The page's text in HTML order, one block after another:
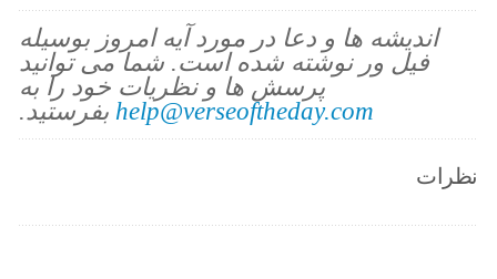
اندیشه ها و دعا در مورد آیه امروز بوسیله
فیل ور نوشته شده است. شما می توانید
پرسش ها و نظریات خود را به
help@verseoftheday.com بفرستید.
نظرات